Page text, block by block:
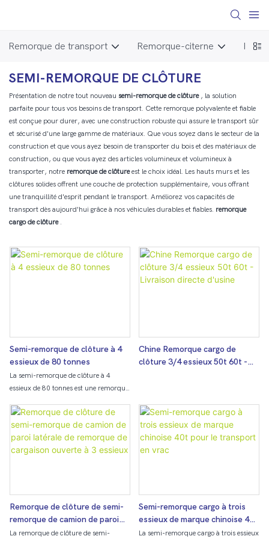
Remorque de transport Remorque-citerne
SEMI-REMORQUE DE CLÔTURE
Présentation de notre tout nouveau semi-remorque de clôture , la solution
parfaite pour tous vos besoins de transport. Cette remorque polyvalente et fiable
est conçue pour durer, avec une construction robuste qui assure le transport sûr
et sécurisé d'une large gamme de matériaux. Que vous soyez dans le secteur de la
construction et que vous ayez besoin de transporter du bois et des matériaux de
construction, ou que vous ayez des articles volumineux et volumineux à
transporter, notre remorque de clôtureest le choix idéal. Les hauts murs et les
clôtures solides offrent une couche de protection supplémentaire, vous offrant
une tranquillité d'esprit pendant le transport. Améliorez vos capacités de
transport dès aujourd'hui grâce à nos véhicules durables et fiables. remorque
cargo de clôture .
Semi-remorque de clôture à 4
essieux de 80 tonnes
La semi-remorque de clôture à 4
essieux de 80 tonnes est une remorque
grosses charges telles que des
matériaux de construction ou des
produits agricoles. Avec une capacité
de 80 tonnes et quatre essieux pour
fiable et durable.
Chine Remorque cargo de
clôture 3/4 essieux 50t 60t -
Remorque de clôture de semi-
remorque de camion de paroi
latérale de remorque de
La remorque de clôture de semi-
Semi-remorque cargo à trois
essieux de marque chinoise 40t
pour le transport en vrac
La semi-remorque cargo à trois essieux